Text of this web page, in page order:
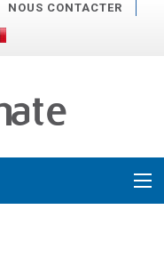
NOUS CONTACTER